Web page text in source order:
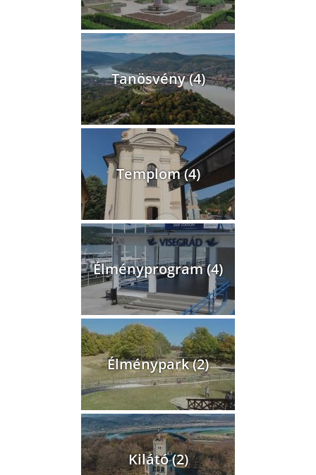
Tanösvény (4)
Templom (4)
Élményprogram (4)
Élménypark (2)
Kilátó (2)